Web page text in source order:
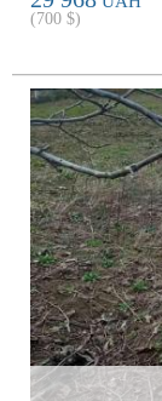
(700 $)